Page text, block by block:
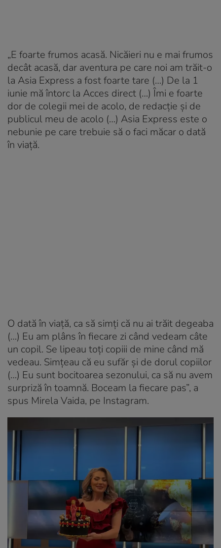
„E foarte frumos acasă. Nicăieri nu e mai frumos
decât acasă, dar aventura pe care noi am trăit-o
la Asia Express a fost foarte tare (…) De la 1
iunie mă întorc la Acces direct (…) Îmi e foarte
dor de colegii mei de acolo, de redacție și de
publicul meu de acolo (…) Asia Express este o
nebunie pe care trebuie să o faci măcar o dată
în viață.
O dată în viață, ca să simți că nu ai trăit degeaba
(…) Eu am plâns în fiecare zi când vedeam câte
un copil. Se lipeau toți copiii de mine când mă
vedeau. Simțeau că eu sufăr și de dorul copiilor
(…) Eu sunt bocitoarea sezonului, ca să nu avem
surpriză în toamnă. Boceam la fiecare pas”, a
spus Mirela Vaida, pe Instagram.